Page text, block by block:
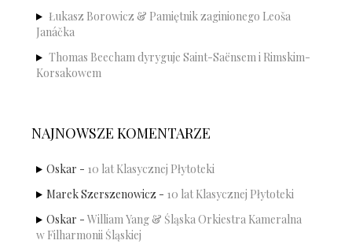
Łukasz Borowicz & Pamiętnik zaginionego Leoša
Janáčka
Thomas Beecham dyryguje Saint-Saënsem i Rimskim-
Korsakowem
NAJNOWSZE KOMENTARZE
Oskar - 10 lat Klasycznej Płytoteki
Marek Szerszenowicz - 10 lat Klasycznej Płytoteki
Oskar - William Yang & Śląska Orkiestra Kameralna
w Filharmonii Śląskiej